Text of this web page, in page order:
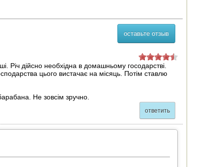
оставьте отзыв
Річ дійсно необхідна в домашньому госодарстві.
цього вистачає на місяць. Потім ставлю
Не зовсім зручно.
ответить